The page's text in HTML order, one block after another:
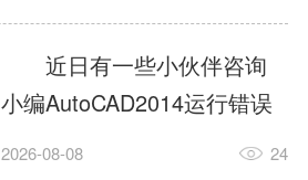
用图案填充的内容，还有不
清楚小伙伴和小编一起去学
习一下吧。1.打开
AutoCAD2014这款软件，进
近日有一些小伙伴咨询
小编AutoCAD2014运行错误
怎么办?下面就为大家带来了
2026-08-08 24